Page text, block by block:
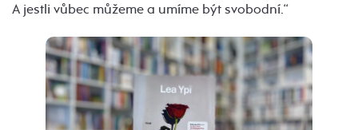
A jestli vůbec můžeme a umíme být svobodní.“